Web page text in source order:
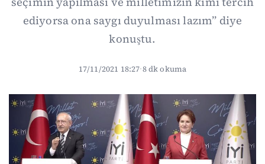
ediyorsa ona saygı duyulması lazım” diye
konuştu.
17/11/2021 18:27·8 dk okuma